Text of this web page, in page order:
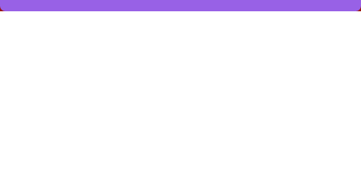
联系我们